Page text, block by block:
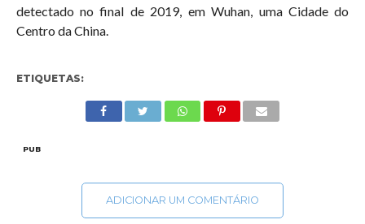
detectado no final de 2019, em Wuhan, uma Cidade do
Centro da China.
ETIQUETAS:
PUB
ADICIONAR UM COMENTÁRIO